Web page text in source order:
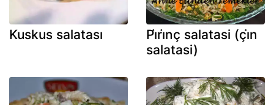
Kuskus salatası
Pi̇ri̇nç salatasi (çi̇n
salatasi)